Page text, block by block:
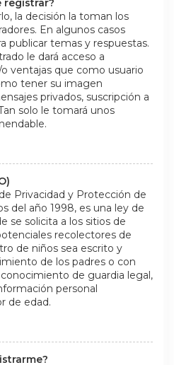
registrar?
la decisión la toman los
En algunos casos
publicar temas y respuestas.
le dará acceso a
ventajas que como usuario
tener su imagen
privados, suscripción a
solo le tomará unos
Privacidad y Protección de
del año 1998, es una ley de
se solicita a los sitios de
recolectores de
de niños sea escrito y
de los padres o con
de guardia legal,
personal
de edad.